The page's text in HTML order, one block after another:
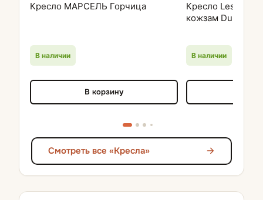
Кресло МАРСЕЛЬ Горчица
В наличии
В корзину
Кресло Leset
кожзам Dundi
В наличии
Смотреть все «Кресла»